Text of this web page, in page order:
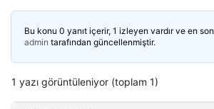
Bu konu 0 yanıt içerir, 1 izleyen vardır ve en son
admin tarafından güncellenmiştir.
1 yazı görüntüleniyor (toplam 1)